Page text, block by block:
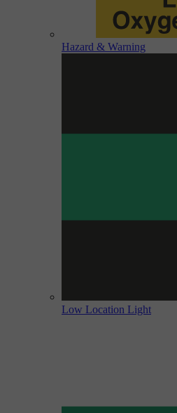
Hazard & Warning
Low Location Light